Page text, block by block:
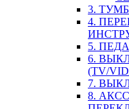
3.
4.
5.
6.
(TV/
7.
8.